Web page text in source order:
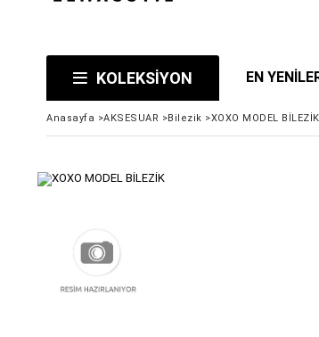
KOLEKSİYON EN
Anasayfa >AKSESUAR >Bilezik >XOXO MODEL BİLEZİK